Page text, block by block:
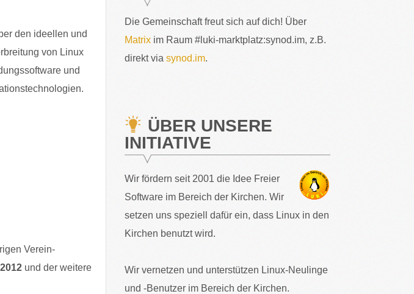
den ideellen und
von Linux
und
Verein-
2 und der weitere
Die Gemeinschaft freut sich auf dich! Über
Matrix im Raum #luki-marktplatz:synod.im, z.B.
direkt viasynod.im.
ÜBER UNSERE
INITIATIVE
Wir fördern seit 2001 die Idee Freier
Software im Bereich der Kirchen. Wir
setzen uns speziell dafür ein, dass Linux in den
Kirchen benutzt wird.
Wir vernetzen und unterstützen Linux-Neulinge
und -Benutzer im Bereich der Kirchen.